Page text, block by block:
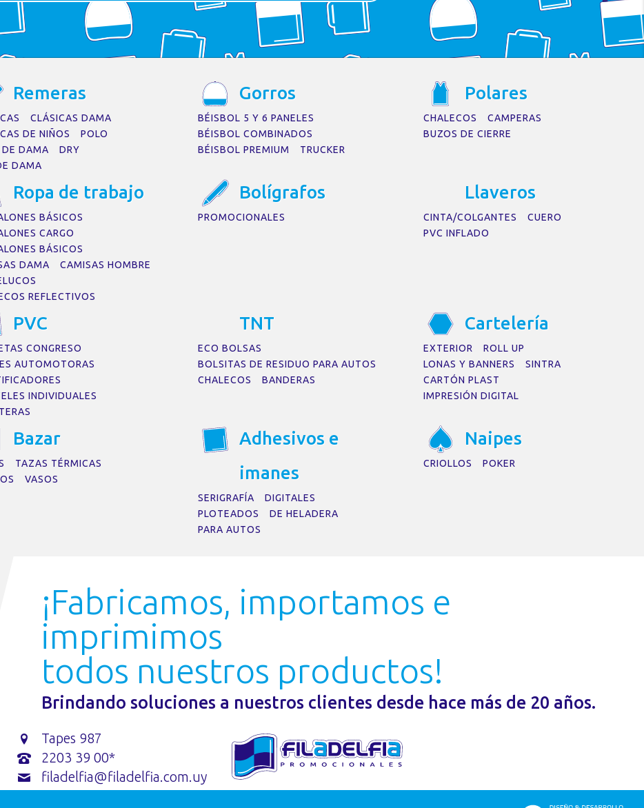
de perfeccionar su búsqueda o utilice la navegación para localizar la entrada.
Remeras
CLÁSICAS DAMA
DE NIÑOS
POLO
DE DAMA
DRY
DAMA
Gorros
BÉISBOL 5 Y 6 PANELES
BÉISBOL COMBINADOS
BÉISBOL PREMIUM
TRUCKER
Polares
CHALECOS
CAMPERAS
BUZOS DE CIERRE
Ropa de trabajo
BÁSICOS
CARGO
BÁSICOS
DAMA
CAMISAS HOMBRE
REFLECTIVOS
Bolígrafos
PROMOCIONALES
Llaveros
CINTA/COLGANTES
CUERO
PVC INFLADO
PVC
CONGRESO
AUTOMOTORAS
INDIVIDUALES
TNT
ECO BOLSAS
BOLSITAS DE RESIDUO PARA AUTOS
CHALECOS
BANDERAS
Cartelería
EXTERIOR
ROLL UP
LONAS Y BANNERS
SINTRA
CARTÓN PLAST
IMPRESIÓN DIGITAL
Bazar
TAZAS TÉRMICAS
VASOS
Adhesivos e
imanes
SERIGRAFÍA
DIGITALES
PLOTEADOS
DE HELADERA
PARA AUTOS
Naipes
CRIOLLOS POKER
¡Fabricamos, importamos e
imprimimos
todos nuestros productos!
Brindando soluciones a nuestros clientes desde hace más de 20 años.
Tapes 987
2203 39 00*
filadelfia@filadelfia.com.uy